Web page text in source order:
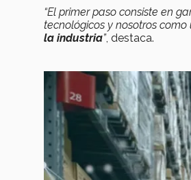
“El primer paso consiste en
tecnológicos y nosotros
la industria”, destaca.